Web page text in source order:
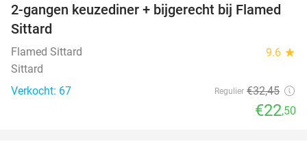
31%
2-gangen keuzediner + bijgerecht bij Flamed
Sittard
Flamed Sittard 9.6 star
Sittard
Verkocht: 67
Regulier €32,45
€22,50